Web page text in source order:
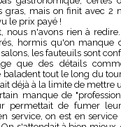
gras, mais on finit avec 2
le prix payé !
nous n'avons rien à
hormis qu'on manque
les fauteuils sont
que des détails
baladent tout le long du
déjà à la limite de mettre
manque de
permettait de fumer
service, on est en